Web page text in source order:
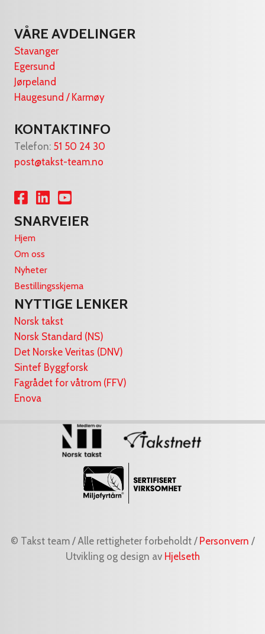
VÅRE AVDELINGER
Stavanger
Egersund
Jørpeland
Haugesund / Karmøy
KONTAKTINFO
Telefon: 51 50 24 30
post@takst-team.no
Lenke til Facebook
Lenke til LinkedIn
Lenke til YouTube
SNARVEIER
Hjem
Om oss
Nyheter
Bestillingsskjema
NYTTIGE LENKER
Norsk takst
Norsk Standard (NS)
Det Norske Veritas (DNV)
Sintef Byggforsk
Fagrådet for våtrom (FFV)
Enova
© Takst team / Alle rettigheter forbeholdt / Personvern /
Utvikling og design av Hjelseth